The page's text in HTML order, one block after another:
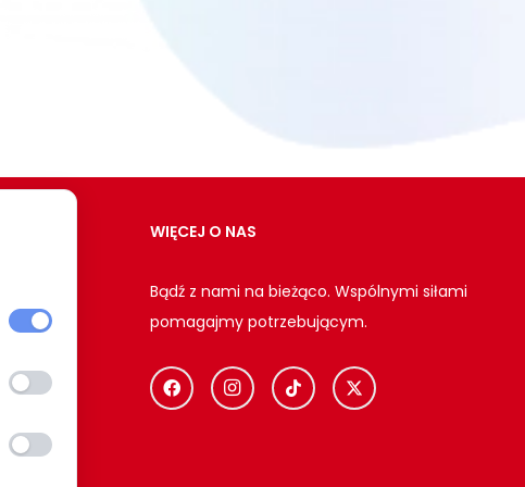
WIĘCEJ O NAS
Bądź z nami na bieżąco. Wspólnymi siłami
pomagajmy potrzebującym.